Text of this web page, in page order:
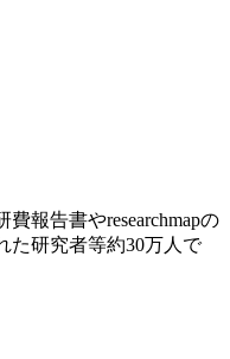
報告書やresearchmapの
た研究者等約30万人で